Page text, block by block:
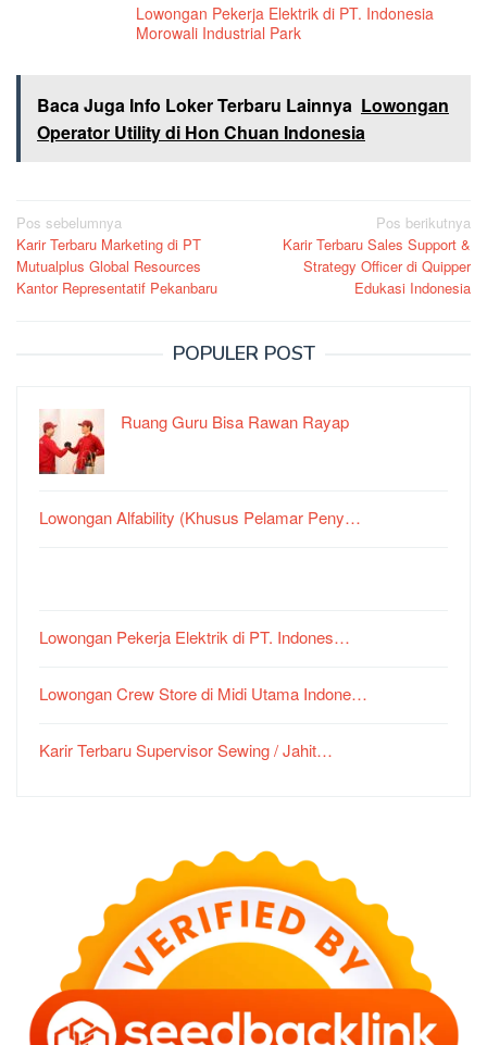
Lowongan Pekerja Elektrik di PT. Indonesia
Morowali Industrial Park
Baca Juga Info Loker Terbaru Lainnya Lowongan
Operator Utility di Hon Chuan Indonesia
Navigasi
pos
Pos sebelumnya
Karir Terbaru Marketing di PT
Mutualplus Global Resources
Kantor Representatif Pekanbaru
Pos berikutnya
Karir Terbaru Sales Support &
Strategy Officer di Quipper
Edukasi Indonesia
POPULER POST
Ruang Guru Bisa Rawan Rayap
Lowongan Alfability (Khusus Pelamar Peny…
Lowongan Pekerja Elektrik di PT. Indones…
Lowongan Crew Store di Midi Utama Indone…
Karir Terbaru Supervisor Sewing / Jahit…